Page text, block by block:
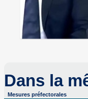
Dans la
Mesures préfectorales